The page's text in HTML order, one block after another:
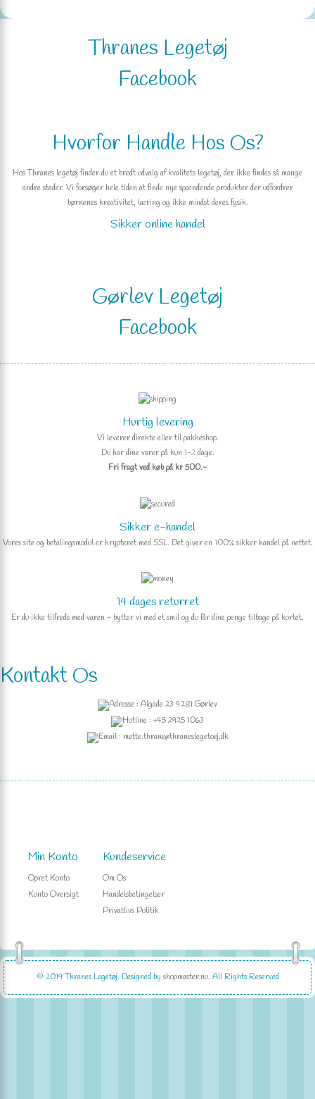
Thranes Legetøj
Facebook
Hvorfor Handle Hos Os?
Hos Thranes legetøj finder du et bredt udvalg af kvalitets legetøj, der ikke findes så mange
andre steder. Vi forsøger hele tiden at finde nye spændende produkter der udfordrer
børnenes kreativitet, læring og ikke mindst deres fysik.
Sikker online handel
Gørlev Legetøj
Facebook
Hurtig levering
Vi leverer direkte eller til pakkeshop.
Du har dine varer på kun 1-2 dage.
Fri fragt ved køb på kr 500.-
Sikker e-handel
Vores site og betalingsmodul er krypteret med SSL. Det giver en 100% sikker handel på nettet.
14 dages returret
Er du ikke tilfreds med varen - bytter vi med et smil og du får dine penge tilbage på kortet.
Kontakt Os
Adresse : Algade 23 4281 Gørlev
Hotline : +45 2925 1063
Email : mette.thrane@thraneslegetoej.dk
Min Konto
Opret Konto
Konto Oversigt
Kundeservice
Om Os
Handelsbetingelser
Privatlivs Politik
© 2019Thranes Legetøj. Designed byshopmaster.nu. All Rights Reserved